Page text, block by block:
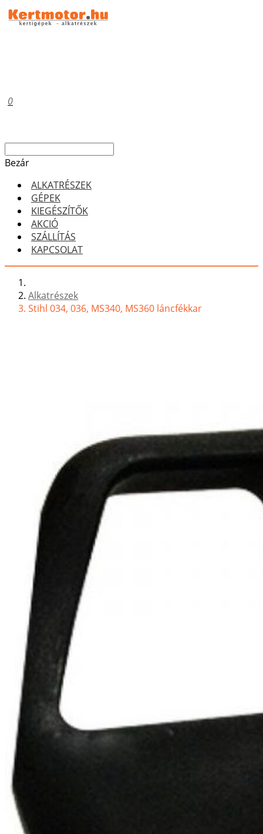
0
Bezár
ALKATRÉSZEK
GÉPEK
KIEGÉSZÍTŐK
AKCIÓ
SZÁLLÍTÁS
KAPCSOLAT
Alkatrészek
Stihl 034, 036, MS340, MS360 láncfékkar